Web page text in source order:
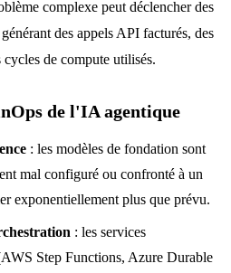
complexe peut déclencher des
des appels API facturés, des
de compute utilisés.
de l'IA agentique
: les modèles de fondation sont
mal configuré ou confronté à un
exponentiellement plus que prévu.
: les services
Step Functions, Azure Durable